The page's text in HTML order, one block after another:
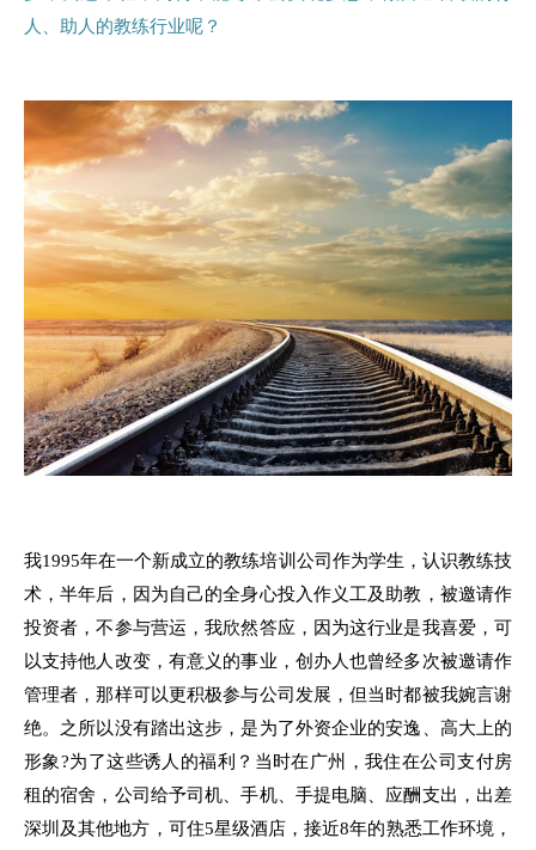
人、助人的教练行业呢？
我1995年在一个新成立的教练培训公司作为学生，认识教练技
术，半年后，因为自己的全身心投入作义工及助教，被邀请作
投资者，不参与营运，我欣然答应，因为这行业是我喜爱，可
以支持他人改变，有意义的事业，创办人也曾经多次被邀请作
管理者，那样可以更积极参与公司发展，但当时都被我婉言谢
绝。之所以没有踏出这步，是为了外资企业的安逸、高大上的
形象?为了这些诱人的福利？当时在广州，我住在公司支付房
租的宿舍，公司给予司机、手机、手提电脑、应酬支出，出差
深圳及其他地方，可住5星级酒店，接近8年的熟悉工作环境，